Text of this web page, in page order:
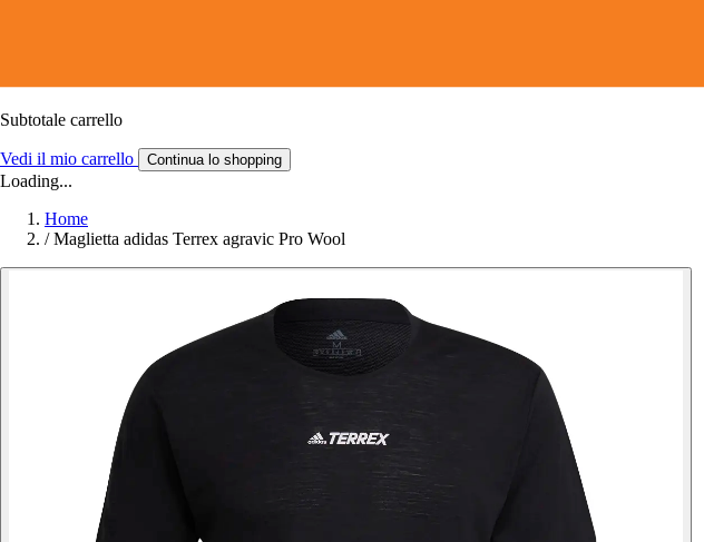
Subtotale carrello
Vedi il mio carrello Continua lo shopping
Loading...
Home
/ Maglietta adidas Terrex agravic Pro Wool